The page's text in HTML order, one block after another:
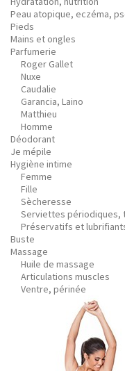
Peau atopique, eczéma,
Pieds
Mains et ongles
Parfumerie
Roger Gallet
Nuxe
Caudalie
Garancia, Laino
Matthieu
Homme
Déodorant
Je mépile
Hygiène intime
Femme
Fille
Sècheresse
Serviettes périodiques,
Préservatifs et
Buste
Massage
Huile de massage
Articulations muscles
Ventre, périnée